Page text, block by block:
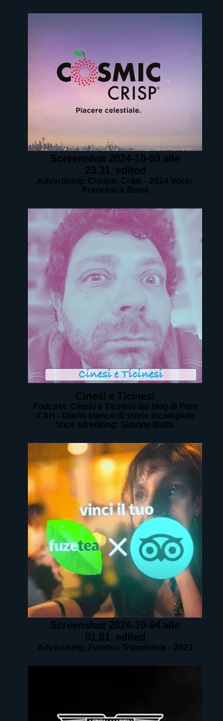
Screenshot 2024-10-03 alle
23.31_edited
Advertising: Cosmic Crips - 2024 Voce:
Francesca Bruni
Cinesi e Ticinesi
Podcast: Cinesi e Ticinesi dal blog di Pont
d'Art - Diario stanco di storie incompiute
Voce ed editing: Simone Buffa
Screenshot 2024-10-04 alle
01.01_edited
Advertising: Fuzetea Tripadvisor - 2023